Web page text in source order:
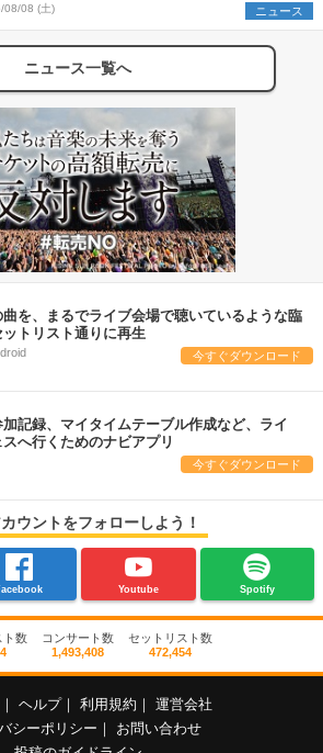
08/08 (土) ニュース
ニュース一覧へ
曲を、まるでライブ会場で聴いているような臨
トリスト通りに再生
今すぐダウンロード
加記録、マイタイムテーブル作成など、ライ
へ行くためのナビアプリ
今すぐダウンロード
ウントをフォローしよう！
Youtube Spotify
ト数
コンサート数
1,493,408
セットリスト数
472,454
｜ ヘルプ｜ 利用規約 ｜ 運営会社
シーポリシー ｜
お問い合わせ